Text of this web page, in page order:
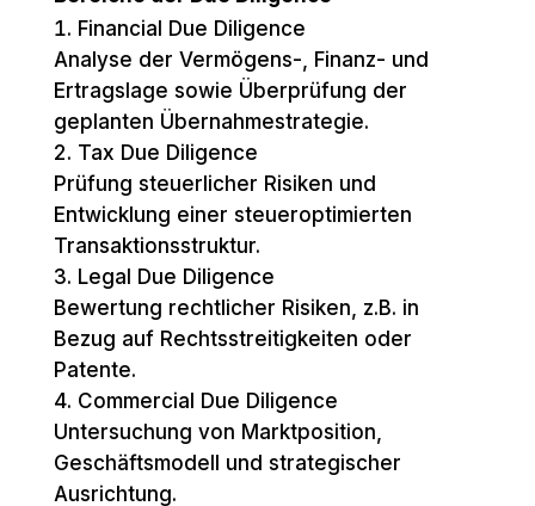
Financial Due Diligence
Analyse der Vermögens-, Finanz- und
Ertragslage sowie Überprüfung der
geplanten Übernahmestrategie.
Tax Due Diligence
Prüfung steuerlicher Risiken und
Entwicklung einer steueroptimierten
Transaktionsstruktur.
Legal Due Diligence
Bewertung rechtlicher Risiken, z.B. in
Bezug auf Rechtsstreitigkeiten oder
Patente.
Commercial Due Diligence
Untersuchung von Marktposition,
Geschäftsmodell und strategischer
Ausrichtung.